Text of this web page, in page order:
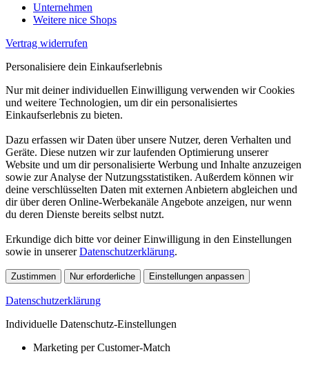
Unternehmen
Weitere nice Shops
Vertrag widerrufen
Personalisiere dein Einkaufserlebnis
Nur mit deiner individuellen Einwilligung verwenden wir Cookies
und weitere Technologien, um dir ein personalisiertes
Einkaufserlebnis zu bieten.
Dazu erfassen wir Daten über unsere Nutzer, deren Verhalten und
Geräte. Diese nutzen wir zur laufenden Optimierung unserer
Website und um dir personalisierte Werbung und Inhalte anzuzeigen
sowie zur Analyse der Nutzungsstatistiken. Außerdem können wir
deine verschlüsselten Daten mit externen Anbietern abgleichen und
dir über deren Online-Werbekanäle Angebote anzeigen, nur wenn
du deren Dienste bereits selbst nutzt.
Erkundige dich bitte vor deiner Einwilligung in den Einstellungen
sowie in unsererDatenschutzerklärung.
Zustimmen Nur erforderliche Einstellungen anpassen
Datenschutzerklärung
Individuelle Datenschutz-Einstellungen
Marketing per Customer-Match